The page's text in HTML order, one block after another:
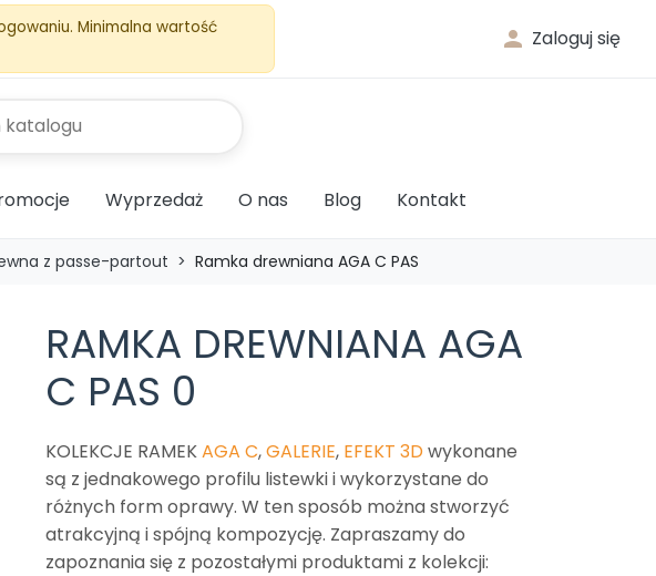
 Zaloguj się
Minimalna wartość
Wyprzedaż O nas Blog Kontakt
z passe-partout Ramka drewniana AGA C PAS
RAMKA DREWNIANA AGA
C PAS 0
KOLEKCJE RAMEKAGA C,GALERIE, EFEKT 3Dwykonane
są z jednakowego profilu listewki i wykorzystane do
różnych form oprawy. W ten sposób można stworzyć
atrakcyjną i spójną kompozycję. Zapraszamy do
zapoznania się z pozostałymi produktami z kolekcji: